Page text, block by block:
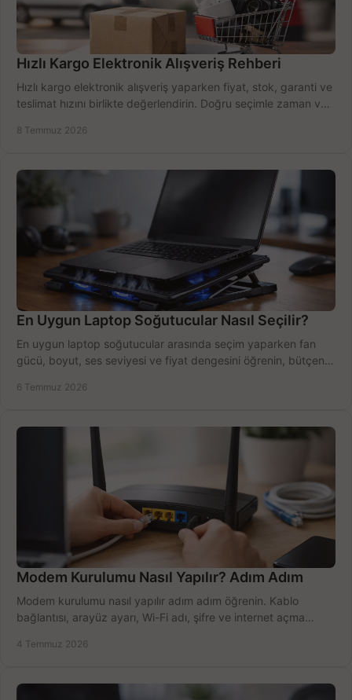
Hızlı Kargo Elektronik Alışveriş Rehberi
Hızlı kargo elektronik alışveriş yaparken fiyat, stok, garanti ve
teslimat hızını birlikte değerlendirin. Doğru seçimle zaman ve
8 Temmuz 2026
En Uygun Laptop Soğutucular Nasıl Seçilir?
En uygun laptop soğutucular arasında seçim yaparken fan
gücü, boyut, ses seviyesi ve fiyat dengesini öğrenin, bütçenizi
6 Temmuz 2026
Modem Kurulumu Nasıl Yapılır? Adım Adım
Modem kurulumu nasıl yapılır adım adım öğrenin. Kablo
bağlantısı, arayüz ayarı, Wi-Fi adı, şifre ve internet açma
4 Temmuz 2026